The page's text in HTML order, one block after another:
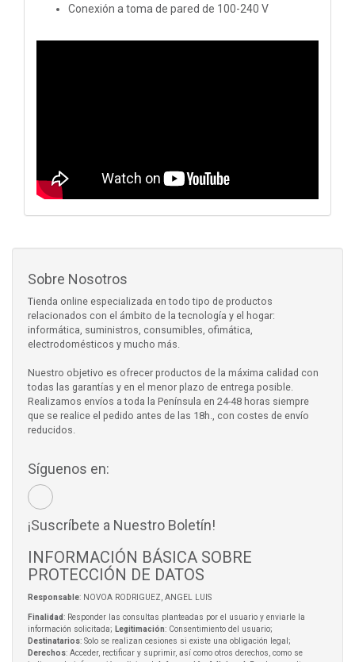
Conexión a toma de pared de 100-240 V
Sobre Nosotros
Tienda online especializada en todo tipo de productos
relacionados con el ámbito de la tecnología y el hogar:
informática, suministros, consumibles, ofimática,
electrodomésticos y mucho más.
Nuestro objetivo es ofrecer productos de la máxima calidad con
todas las garantías y en el menor plazo de entrega posible.
Realizamos envíos a toda la Península en 24-48 horas siempre
que se realice el pedido antes de las 18h., con costes de envío
reducidos.
Síguenos en:
¡Suscríbete a Nuestro Boletín!
INFORMACIÓN BÁSICA SOBRE
PROTECCIÓN DE DATOS
Responsable: NOVOA RODRIGUEZ, ANGEL LUIS
Finalidad: Responder las consultas planteadas por el usuario y enviarle la
información solicitada; Legitimación: Consentimiento del usuario;
Destinatarios: Solo se realizan cesiones si existe una obligación legal;
Derechos: Acceder, rectificar y suprimir, así como otros derechos, como se